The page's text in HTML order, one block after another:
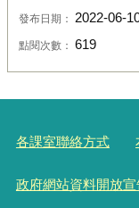
發布日期： 2022-06-
點閱次數： 619
各課室聯絡方式
政府網站資料開放宣